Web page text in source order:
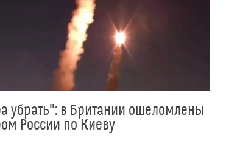
убрать": в Британии ошеломлены
России по Киеву